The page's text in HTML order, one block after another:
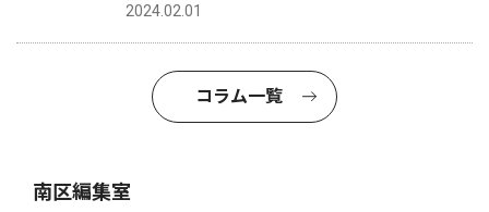
2024.02.01
コラム一覧
南区編集室